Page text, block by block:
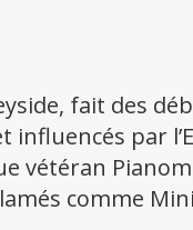
fait des
par
vétéran
comme